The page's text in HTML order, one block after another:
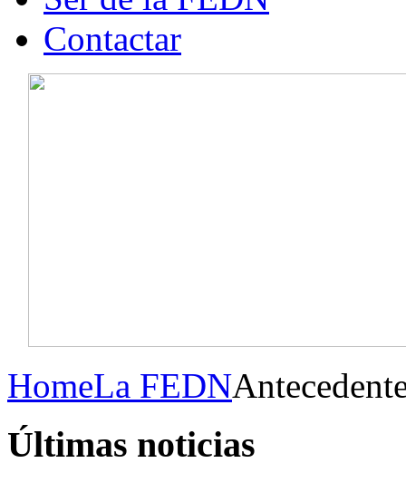
Contactar
HomeLa FEDN
Últimas noticias